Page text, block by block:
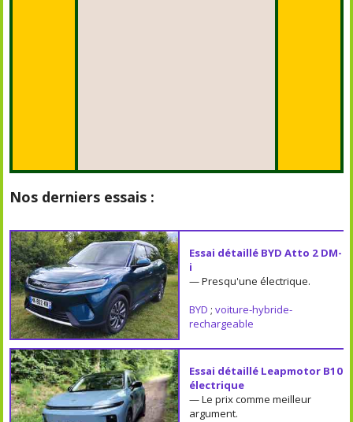
Nos derniers essais :
Essai détaillé BYD Atto 2 DM-
i
— Presqu'une électrique.
BYD ; voiture-hybride-
rechargeable
Essai détaillé Leapmotor B10
électrique
— Le prix comme meilleur
argument.